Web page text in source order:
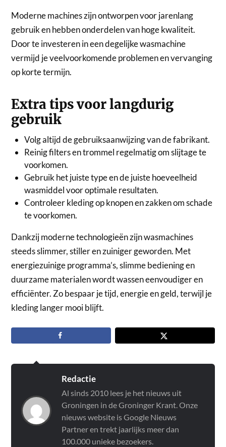
Moderne machines zijn ontworpen voor jarenlang
gebruik en hebben onderdelen van hoge kwaliteit.
Door te investeren in een degelijke wasmachine
vermijd je veelvoorkomende problemen en vervanging
op korte termijn.
Extra tips voor langdurig
gebruik
Volg altijd de gebruiksaanwijzing van de fabrikant.
Reinig filters en trommel regelmatig om slijtage te
voorkomen.
Gebruik het juiste type en de juiste hoeveelheid
wasmiddel voor optimale resultaten.
Controleer kleding op knopen en zakken om schade
te voorkomen.
Dankzij moderne technologieën zijn wasmachines
steeds slimmer, stiller en zuiniger geworden. Met
energiezuinige programma’s, slimme bediening en
duurzame materialen wordt wassen eenvoudiger en
efficiënter. Zo bespaar je tijd, energie en geld, terwijl je
kleding langer mooi blijft.
Redactie
Al sinds 2010 lees je het nieuws uit
Groningen in de Groninger Krant. Onze
nieuws website is Google Nieuws
Partner en trekt jaarlijks meer dan
100.000 unieke bezoekers.